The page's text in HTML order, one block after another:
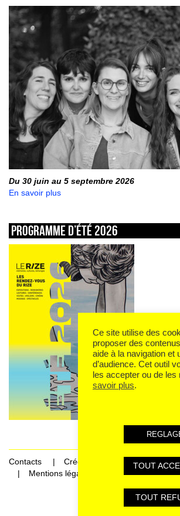
Du 30 juin au 5 septembre 2026
En savoir plus
Programme d’été 2026
Contacts
Crédits
Mentions légales et données
Ce site utilise des
proposer des
aide à la navigation et
d’audience. Cet outil
les accepter ou de les
savoir plus.
TOUT
TOUT